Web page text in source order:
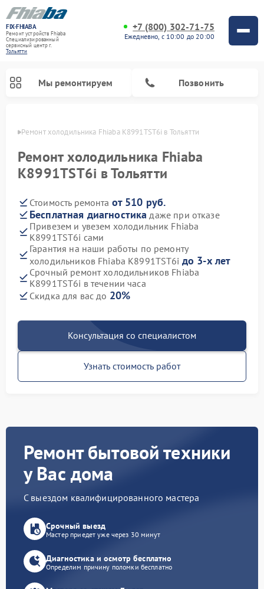
FIX-FHIABA
Ремонт устройств Fhiaba
Специализированный
cервисный центр г.
Тольятти
+7 (800) 302-71-75
Ежедневно, с 10:00 до 20:00
Мы ремонтируем Позвонить
Ремонт холодильника Fhiaba K8991TST6i в Тольятти
Ремонт холодильника Fhiaba
K8991TST6i в Тольятти
Стоимость ремонта от 510 руб.
Бесплатная диагностика даже при отказе
Привезем и увезем холодильник Fhiaba
K8991TST6i сами
Гарантия на наши работы по ремонту
холодильников Fhiaba K8991TST6i до 3-х лет
Срочный ремонт холодильников Fhiaba
K8991TST6i в течении часа
Скидка для вас до 20%
Консультация со специалистом
Узнать стоимость работ
Ремонт бытовой техники
у Вас дома
С выездом квалифицированного мастера
Срочный выезд
Мастер приедет уже через 30 минут
Диагностика и осмотр бесплатно
Определим причину поломки бесплатно